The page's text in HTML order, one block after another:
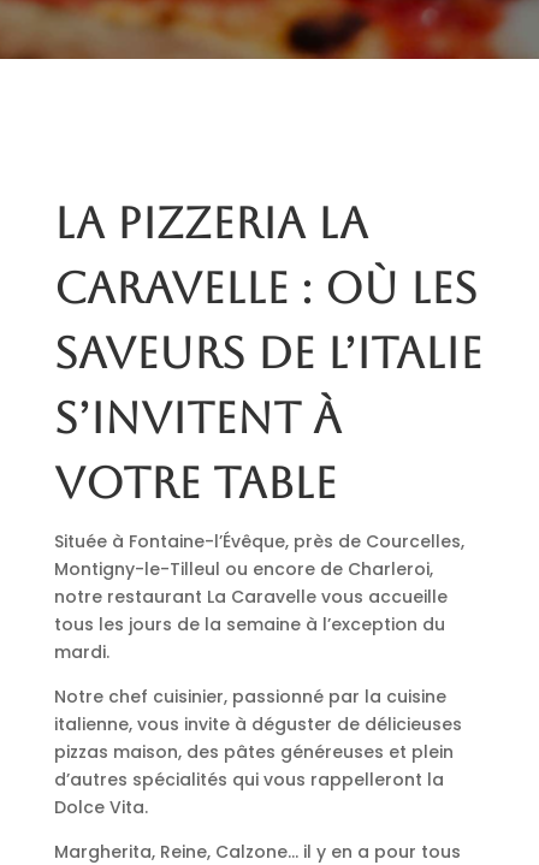
La pizzeria La
Caravelle : où les
saveurs de l’Italie
s’invitent à
votre table
Située à Fontaine-l’Évêque, près de Courcelles,
Montigny-le-Tilleul ou encore de Charleroi,
notre restaurant La Caravelle vous accueille
tous les jours de la semaine à l’exception du
mardi.
Notre chef cuisinier, passionné par la cuisine
italienne, vous invite à déguster de délicieuses
pizzas maison, des pâtes généreuses et plein
d’autres spécialités qui vous rappelleront la
Dolce Vita.
Margherita, Reine, Calzone… il y en a pour tous